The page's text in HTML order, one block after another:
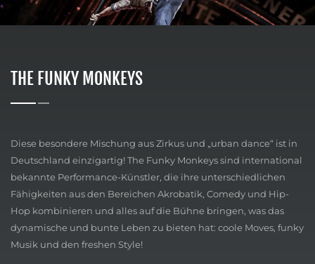
THE FUNKY MONKEYS
Diese besondere Mischung aus Zirkus und „urban dance“ ist in
Deutschland einzigartig! The Funky Monkeys sind international
bekannte Performance-Künstler, die ihre unterschiedlichen
Fähigkeiten aus den Bereichen Akrobatik, Comedy und Hip-
Hop kombinieren und alles auf die Bühne bringen, was das
dynamische und bunte Leben zu bieten hat: coole Moves, funky
Musik und den freshen Style!